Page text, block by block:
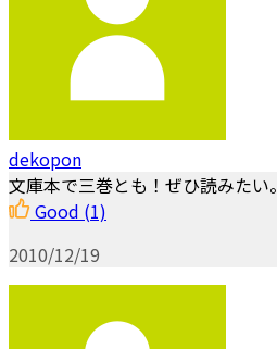
dekopon
文庫本で三巻とも！ぜひ読みたい。
Good (1)
2010/12/19